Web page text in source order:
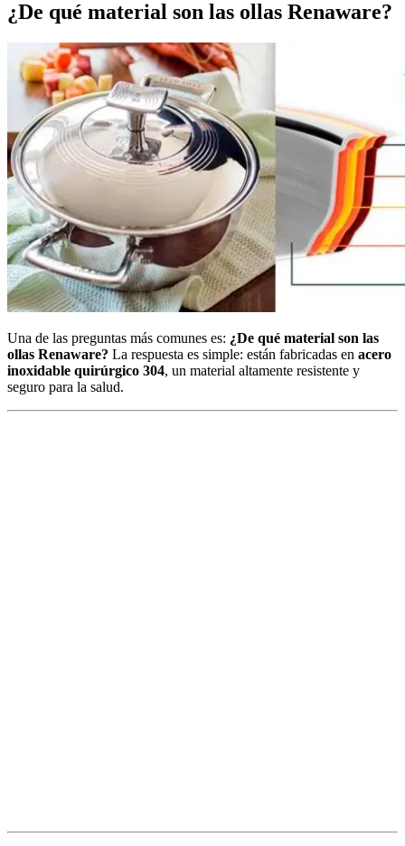
¿De qué material son las ollas Renaware?
Una de las preguntas más comunes es: ¿De qué material son las
ollas Renaware? La respuesta es simple: están fabricadas en acero
inoxidable quirúrgico 304, un material altamente resistente y
seguro para la salud.